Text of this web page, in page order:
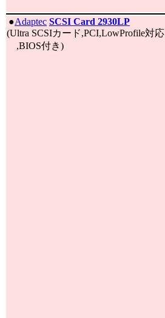
●Adaptec SCSI Card 2930LP
(Ultra SCSIカード,PCI,LowProfile対応
,BIOS付き)